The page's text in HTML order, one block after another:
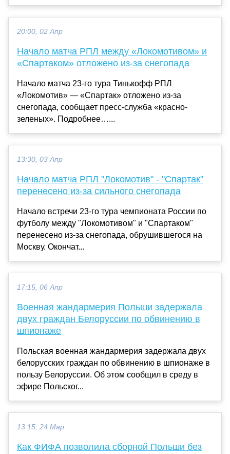
20:00, 02 Апр
Начало матча РПЛ между «Локомотивом» и
«Спартаком» отложено из-за снегопада
Начало матча 23-го тура Тинькофф РПЛ
«Локомотив» — «Спартак» отложено из-за
снегопада, сообщает пресс-служба «красно-
зеленых». Подробнее…...
13:30, 03 Апр
Начало матча РПЛ "Локомотив" - "Спартак"
перенесено из-за сильного снегопада
Начало встречи 23-го тура чемпионата России по
футболу между "Локомотивом" и "Спартаком"
перенесено из-за снегопада, обрушившегося на
Москву. Окончат...
17:15, 06 Апр
Военная жандармерия Польши задержала
двух граждан Белоруссии по обвинению в
шпионаже
Польская военная жандармерия задержала двух
белорусских граждан по обвинению в шпионаже в
пользу Белоруссии. Об этом сообщил в среду в
эфире Польског...
13:15, 24 Мар
Как ФИФА позволила сборной Польши без